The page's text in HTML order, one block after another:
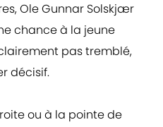
Ole Gunnar Solskjær
chance à la jeune
pas tremblé,
décisif.
ou à la pointe de